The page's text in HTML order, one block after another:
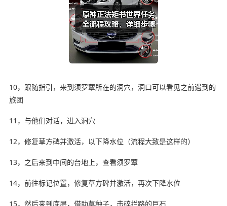
10，跟随指引，来到须罗蕈所在的洞穴，洞口可以看见之前遇到的
旅团
11，与他们对话，进入洞穴
12，修复草方碑并激活，以下降水位（流程大致是这样的）
13，之后来到中间的台地上，查看须罗蕈
14，前往标记位置，修复草方碑并激活，再次下降水位
15，然后来到底层，借助草种子，击碎拦路的巨石